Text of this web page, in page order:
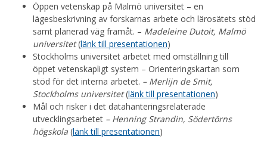
Öppen vetenskap på Malmö universitet – en
lägesbeskrivning av forskarnas arbete och lärosätets stöd
samt planerad väg framåt. – Madeleine Dutoit, Malmö
universitet(länk till presentationen)
Stockholms universitet arbetet med omställning till
öppet vetenskapligt system – Orienteringskartan som
stöd för det interna arbetet. – Merlijn de Smit,
Stockholms universitet(länk till presentationen)
Mål och risker i det datahanteringsrelaterade
utvecklingsarbetet – Henning Strandin, Södertörns
högskola (länk till presentationen)